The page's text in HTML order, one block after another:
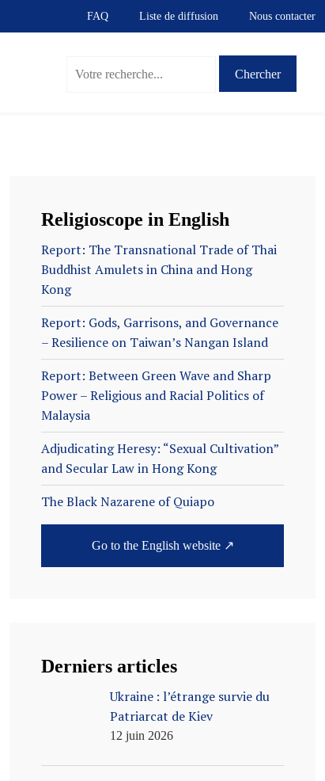
FAQ Liste de diffusion Nous contacter
Religioscope in English
Report: The Transnational Trade of Thai
Buddhist Amulets in China and Hong
Kong
Report: Gods, Garrisons, and Governance
– Resilience on Taiwan’s Nangan Island
Report: Between Green Wave and Sharp
Power – Religious and Racial Politics of
Malaysia
Adjudicating Heresy: “Sexual Cultivation”
and Secular Law in Hong Kong
The Black Nazarene of Quiapo
Go to the English website ↗
Derniers articles
Ukraine : l’étrange survie du
Patriarcat de Kiev
12 juin 2026